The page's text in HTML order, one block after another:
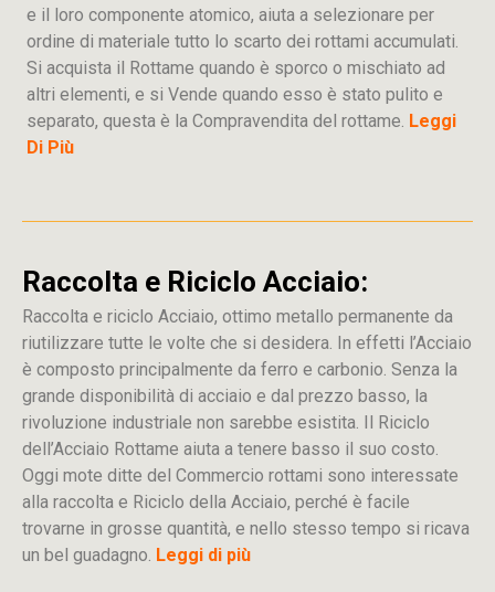
e il loro componente atomico, aiuta a selezionare per
ordine di materiale tutto lo scarto dei rottami accumulati.
Si acquista il Rottame quando è sporco o mischiato ad
altri elementi, e si Vende quando esso è stato pulito e
separato, questa è la Compravendita del rottame. Leggi
Di Più
Raccolta e Riciclo Acciaio:
Raccolta e riciclo Acciaio, ottimo metallo permanente da
riutilizzare tutte le volte che si desidera. In effetti l’Acciaio
è composto principalmente da ferro e carbonio. Senza la
grande disponibilità di acciaio e dal prezzo basso, la
rivoluzione industriale non sarebbe esistita. Il Riciclo
dell’Acciaio Rottame aiuta a tenere basso il suo costo.
Oggi mote ditte del Commercio rottami sono interessate
alla raccolta e Riciclo della Acciaio, perché è facile
trovarne in grosse quantità, e nello stesso tempo si ricava
un bel guadagno. Leggi di più